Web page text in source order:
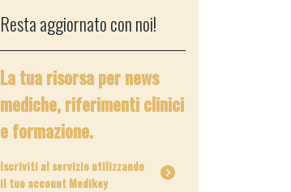
Resta aggiornato con noi!
La tua risorsa per news
mediche, riferimenti clinici
e formazione.
Iscriviti al servizio utilizzando
il tuo account Medikey